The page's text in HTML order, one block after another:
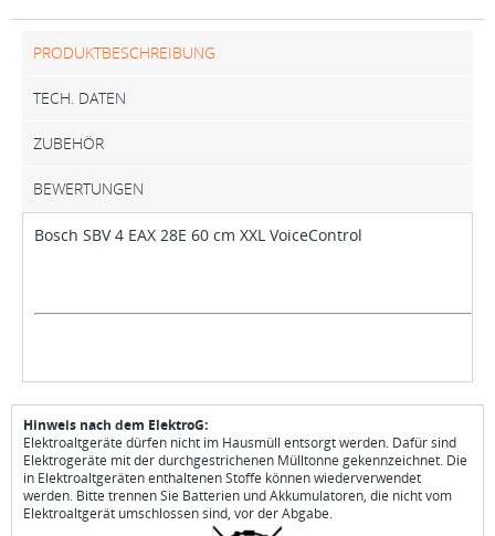
PRODUKTBESCHREIBUNG
TECH. DATEN
ZUBEHÖR
BEWERTUNGEN
Bosch SBV 4 EAX 28E 60 cm XXL VoiceControl
Hinweis nach dem ElektroG:
Elektroaltgeräte dürfen nicht im Hausmüll entsorgt werden. Dafür sind
Elektrogeräte mit der durchgestrichenen Mülltonne gekennzeichnet. Die
in Elektroaltgeräten enthaltenen Stoffe können wiederverwendet
werden. Bitte trennen Sie Batterien und Akkumulatoren, die nicht vom
Elektroaltgerät umschlossen sind, vor der Abgabe.